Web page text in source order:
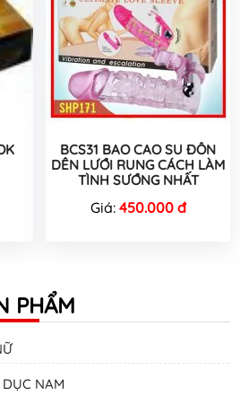
BCS31 BAO CAO SU ĐÔN
DÊN LƯỚI RUNG CÁCH LÀM
TÌNH SƯỚNG NHẤT
Giá: 450.000 đ
PHẨM
NAM